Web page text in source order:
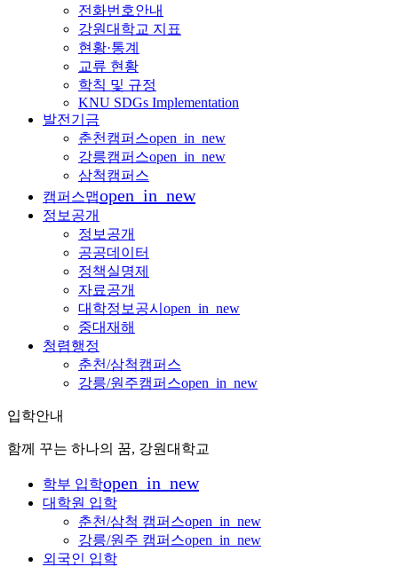
전화번호안내
강원대학교 지표
현황·통계
교류 현황
학칙 및 규정
KNU SDGs Implementation
발전기금
춘천캠퍼스open_in_new
강릉캠퍼스open_in_new
삼척캠퍼스
캠퍼스맵open_in_new
정보공개
정보공개
공공데이터
정책실명제
자료공개
대학정보공시 open_in_new
중대재해
청렴행정
춘천/삼척캠퍼스
강릉/원주캠퍼스open_in_new
입학안내
함께 꾸는 하나의 꿈, 강원대학교
학부 입학open_in_new
대학원 입학
춘천/삼척 캠퍼스open_in_new
강릉/원주 캠퍼스open_in_new
외국인 입학